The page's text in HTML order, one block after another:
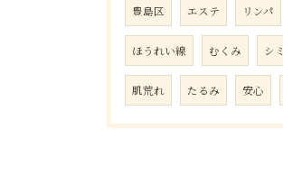
豊島区 エステ リンパ
ほうれい線 むくみ シミ
肌荒れ たるみ 安心